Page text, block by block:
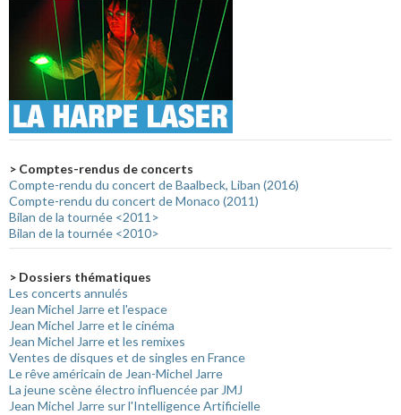
> Comptes-rendus de concerts
Compte-rendu du concert de Baalbeck, Liban (2016)
Compte-rendu du concert de Monaco (2011)
Bilan de la tournée <2011>
Bilan de la tournée <2010>
> Dossiers thématiques
Les concerts annulés
Jean Michel Jarre et l'espace
Jean Michel Jarre et le cinéma
Jean Michel Jarre et les remixes
Ventes de disques et de singles en France
Le rêve américain de Jean-Michel Jarre
La jeune scène électro influencée par JMJ
Jean Michel Jarre sur l'Intelligence Artificielle